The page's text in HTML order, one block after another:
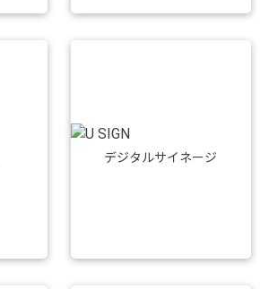
デジタルサイネージ